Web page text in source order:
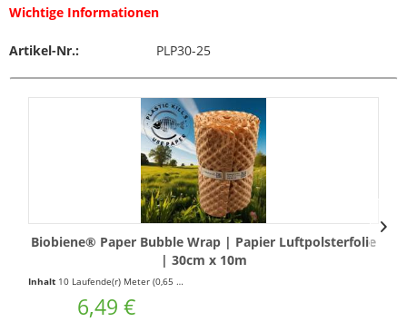
Wichtige Informationen
Artikel-Nr.: PLP30-25
Biobiene® Paper Bubble Wrap | Papier Luftpolsterfolie
| 30cm x 10m
Inhalt 10 Laufende(r) Meter (0,65 € * / 1 Laufende(r) Meter)
6,49 €